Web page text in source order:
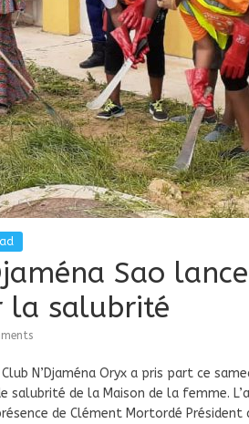
Sao
la salubrité
Club N’Djaména Oryx a pris part ce
de la Maison de la femme.
de Clément Mortordé Président